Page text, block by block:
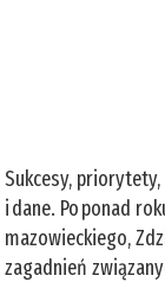
Sukcesy,
i dane. Po ponad
mazowieckiego,
zagadnień